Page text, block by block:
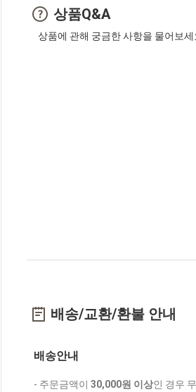
상품Q&A
상품에 관해 궁금한 사항을 물어보세
배송/교환/환불 안내
배송안내
- 주문금액이 30,000원 이상인 경우